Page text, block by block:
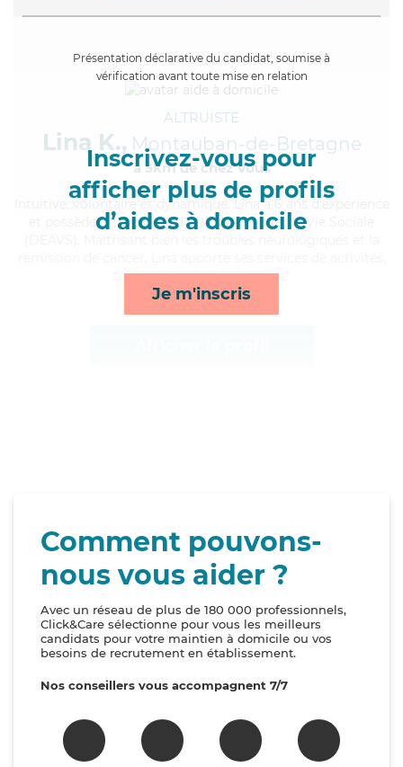
Présentation déclarative du candidat, soumise à
vérification avant toute mise en relation
Inscrivez-vous pour
afficher plus de profils
d’aides à domicile
Je m'inscris
ALTRUISTE
Lina K., Montauban-de-Bretagne
à 5km de chez Vous
, volontaire et dynamique, Lina a 6 ans d'expérience
et possède un diplôme d'État d'Auxiliaire de Vie Sociale
transports, rappels et repas*
Comment pouvons-
nous vous aider ?
Avec un réseau de plus de 180 000 professionnels,
Click&Care sélectionne pour vous les meilleurs
candidats pour votre maintien à domicile ou vos
besoins de recrutement en établissement.
Nos conseillers vous accompagnent 7/7